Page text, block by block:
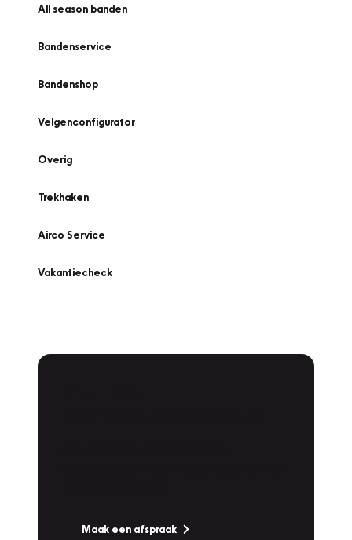
All season banden
Bandenservice
Bandenshop
Velgenconfigurator
Overig
Trekhaken
Airco Service
Vakantiecheck
Maak een afspraak